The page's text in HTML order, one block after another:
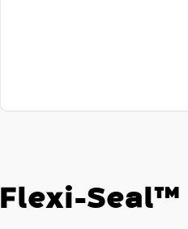
Flexi-Seal™